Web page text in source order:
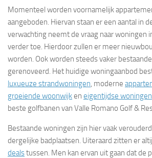
Momenteel worden voornamelijk
aangeboden. Hiervan staan er een aantal in
verwachting neemt de vraag naar woningen
verder toe. Hierdoor zullen er meer
worden. Ook worden steeds vaker
gerenoveerd. Het huidige woningaanbod
luxueuze strandwoningen , moderne
groeiende woonwijken eigentijdse woningen
beste golfbanen van Valle Romano Golf &
Bestaande woningen zijn hier vaak
dergelijke badplaatsen. Uiteraard zitten er
dealstussen. Men kan ervan uit gaan dat de